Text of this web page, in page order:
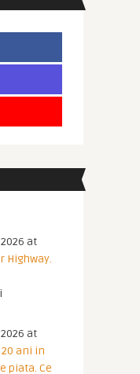
at
Highway.
at
ani in
piata. Ce